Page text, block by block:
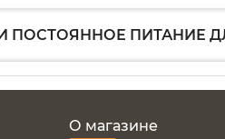
ПОСТОЯННОЕ ПИТАНИЕ
О магазине